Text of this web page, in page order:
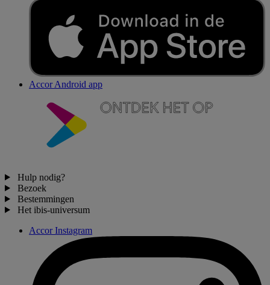
Accor Android app
Hulp nodig?
Bezoek
Bestemmingen
Het ibis-universum
Accor Instagram